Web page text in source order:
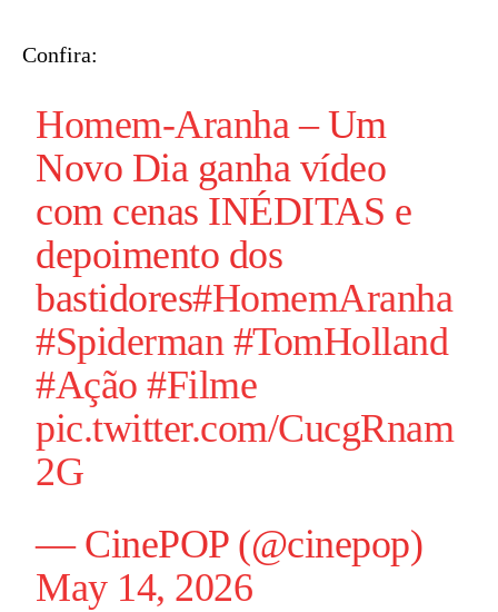
Confira:
Homem-Aranha– Um
Novo Dia ganha vídeo
com cenas INÉDITAS e
depoimento dos
bastidores#HomemAranha
#Spiderman #TomHolland
#Ação #Filme
pic.twitter.com/CucgRnam
2G
— CinePOP (@cinepop)
May 14, 2026